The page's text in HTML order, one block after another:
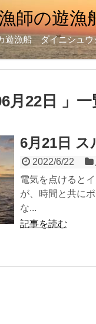
師の遊
遊漁船 ダイニシュウ
月22日 」
6月21日 ス
2022/6/22
電気を点けると
が、時間と共に
な...
記事を読む